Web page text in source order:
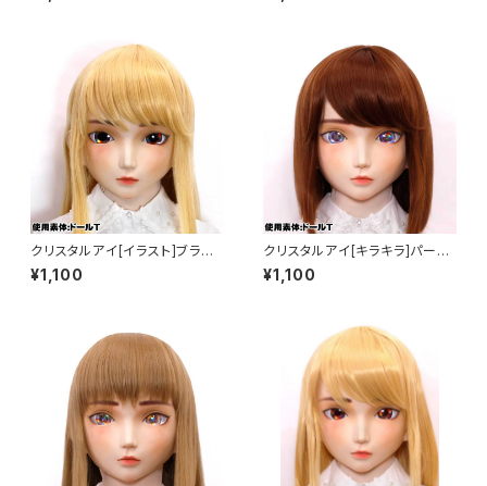
クリスタルアイ[イラスト]ブラウ
ン Crystal Eye[ILLUSTRATI
ON]Brown
¥1,100
クリスタルアイ[キラキラ]パープ
ル Crystal Eye[Glitter]Purpl
e
¥1,100